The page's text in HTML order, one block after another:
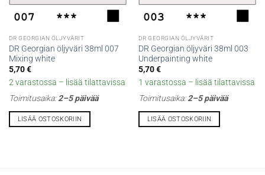
DR GEORGIAN ÖLJYVÄRIT
DR Georgian öljyväri 38ml 007
Mixing white
5,70€
2 varastossa – lisää tilattavissa
Toimitusaika:2–5 päivää
LISÄÄ OSTOSKORIIN
DR GEORGIAN ÖLJYVÄRIT
DR Georgian öljyväri 38ml 003
Underpainting white
5,70€
1 varastossa – lisää tilattavissa
Toimitusaika:2–5 päivää
LISÄÄ OSTOSKORIIN